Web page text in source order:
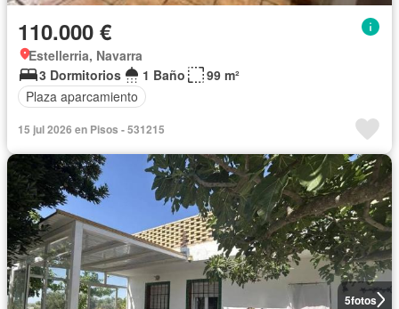
110.000 €
Estellerria, Navarra
3 Dormitorios
1 Baño
99 m²
Plaza aparcamiento
15 jul 2026 en Pisos - 531215
5fotos